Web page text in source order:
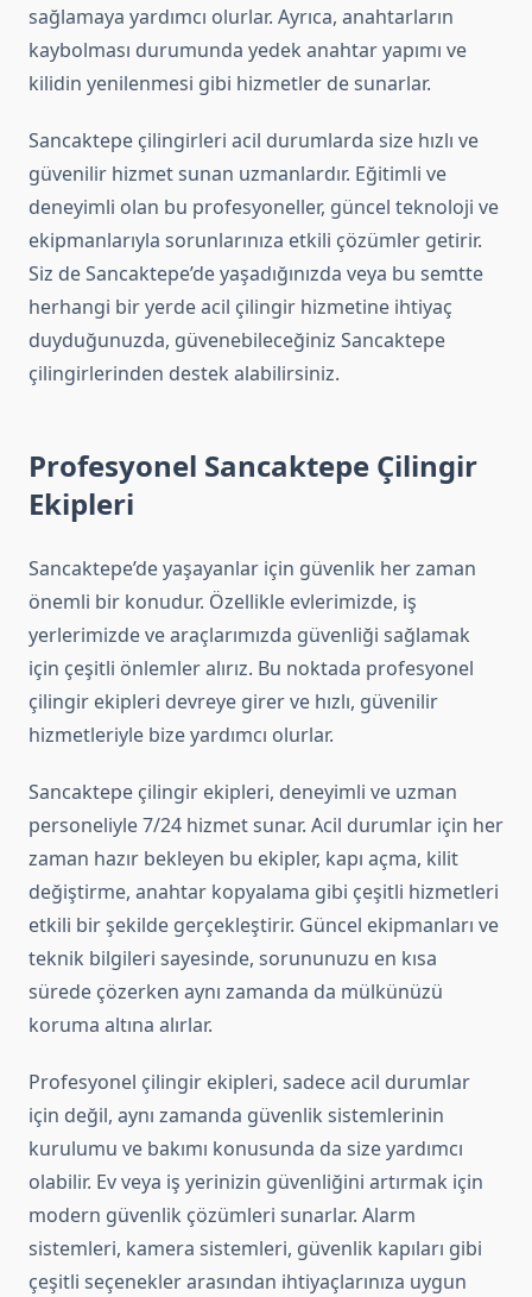
sağlamaya yardımcı olurlar. Ayrıca, anahtarların
kaybolması durumunda yedek anahtar yapımı ve
kilidin yenilenmesi gibi hizmetler de sunarlar.
Sancaktepe çilingirleri acil durumlarda size hızlı ve
güvenilir hizmet sunan uzmanlardır. Eğitimli ve
deneyimli olan bu profesyoneller, güncel teknoloji ve
ekipmanlarıyla sorunlarınıza etkili çözümler getirir.
Siz de Sancaktepe’de yaşadığınızda veya bu semtte
herhangi bir yerde acil çilingir hizmetine ihtiyaç
duyduğunuzda, güvenebileceğiniz Sancaktepe
çilingirlerinden destek alabilirsiniz.
Profesyonel Sancaktepe Çilingir
Ekipleri
Sancaktepe’de yaşayanlar için güvenlik her zaman
önemli bir konudur. Özellikle evlerimizde, iş
yerlerimizde ve araçlarımızda güvenliği sağlamak
için çeşitli önlemler alırız. Bu noktada profesyonel
çilingir ekipleri devreye girer ve hızlı, güvenilir
hizmetleriyle bize yardımcı olurlar.
Sancaktepe çilingir ekipleri, deneyimli ve uzman
personeliyle 7/24 hizmet sunar. Acil durumlar için her
zaman hazır bekleyen bu ekipler, kapı açma, kilit
değiştirme, anahtar kopyalama gibi çeşitli hizmetleri
etkili bir şekilde gerçekleştirir. Güncel ekipmanları ve
teknik bilgileri sayesinde, sorununuzu en kısa
sürede çözerken aynı zamanda da mülkünüzü
koruma altına alırlar.
Profesyonel çilingir ekipleri, sadece acil durumlar
için değil, aynı zamanda güvenlik sistemlerinin
kurulumu ve bakımı konusunda da size yardımcı
olabilir. Ev veya iş yerinizin güvenliğini artırmak için
modern güvenlik çözümleri sunarlar. Alarm
sistemleri, kamera sistemleri, güvenlik kapıları gibi
çeşitli seçenekler arasından ihtiyaçlarınıza uygun